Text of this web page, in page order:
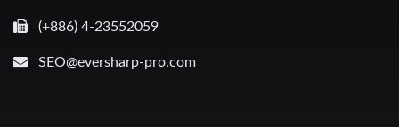
(+886) 4-23552059
SEO@eversharp-pro.com